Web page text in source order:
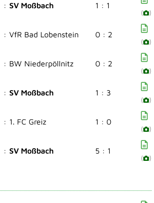
: SV Moßbach 1 : 1
( )
: VfR Bad Lobenstein 0 : 2
( )
: BW Niederpöllnitz 0 : 2
( )
: SV Moßbach 1 : 3
( )
: 1. FC Greiz 1 : 0
( )
: SV Moßbach 5 : 1
( )